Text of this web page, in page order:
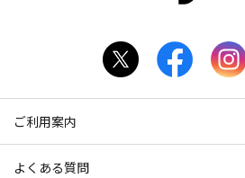
ご利用案内
よくある質問